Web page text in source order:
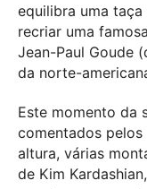
equilibra uma
recriar uma
Jean-Paul Goude
da norte-
Este momento da
comentados
altura, várias
de Kim